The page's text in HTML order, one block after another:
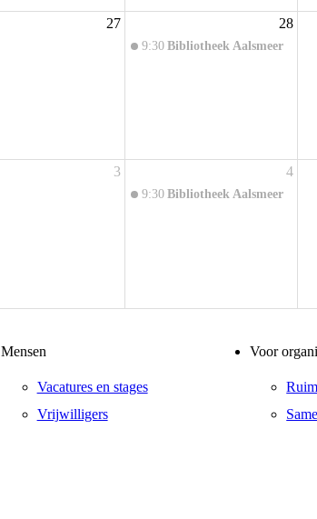
27 28
9:30 Bibliotheek Aalsmeer
3 4
9:30 Bibliotheek Aalsmeer
Mensen
Vacatures en stages
Vrijwilligers
Voor